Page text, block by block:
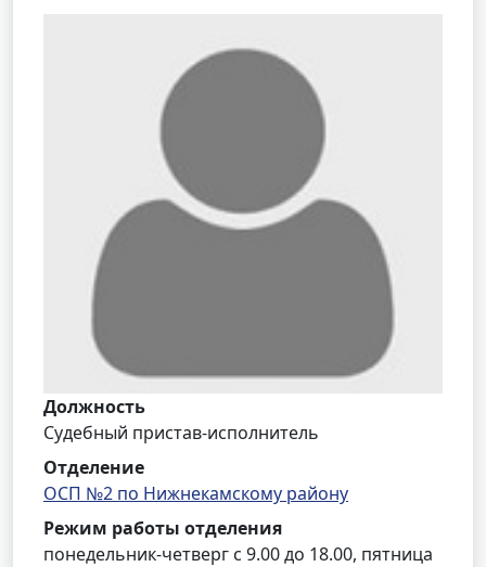
Должность
Судебный пристав-исполнитель
Отделение
ОСП №2 по Нижнекамскому району
Режим работы отделения
понедельник-четверг с 9.00 до 18.00, пятница